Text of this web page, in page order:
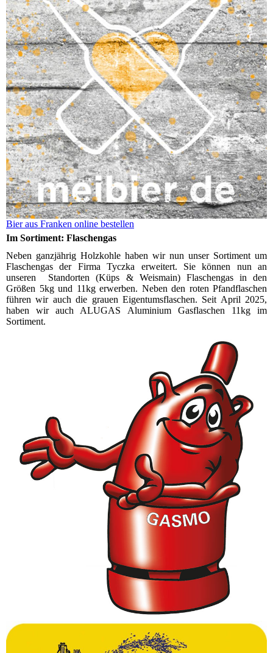
Bier aus Franken online bestellen
Im Sortiment: Flaschengas
Neben ganzjährig Holzkohle haben wir nun unser Sortiment um
Flaschengas der Firma Tyczka erweitert. Sie können nun an
unseren Standorten (Küps & Weismain) Flaschengas in den
Größen 5kg und 11kg erwerben. Neben den roten Pfandflaschen
führen wir auch die grauen Eigentumsflaschen. Seit April 2025,
haben wir auch ALUGAS Aluminium Gasflaschen 11kg im
Sortiment.